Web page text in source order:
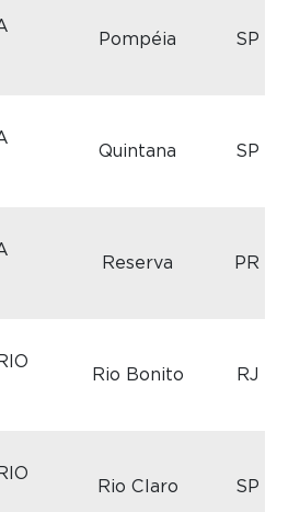
Pompéia SP
Quintana SP
Reserva PR
Rio Bonito RJ
Rio Claro SP